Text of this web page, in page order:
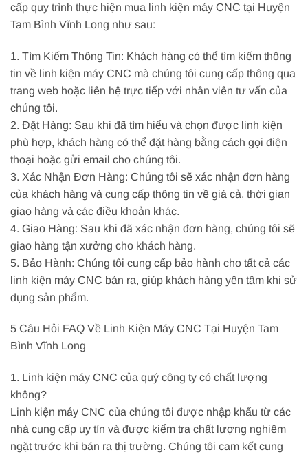
cấp quy trình thực hiện mua linh kiện máy CNC tại Huyện
Tam Bình Vĩnh Long như sau:
1. Tìm Kiếm Thông Tin: Khách hàng có thể tìm kiếm thông
tin về linh kiện máy CNC mà chúng tôi cung cấp thông qua
trang web hoặc liên hệ trực tiếp với nhân viên tư vấn của
chúng tôi.
2. Đặt Hàng: Sau khi đã tìm hiểu và chọn được linh kiện
phù hợp, khách hàng có thể đặt hàng bằng cách gọi điện
thoại hoặc gửi email cho chúng tôi.
3. Xác Nhận Đơn Hàng: Chúng tôi sẽ xác nhận đơn hàng
của khách hàng và cung cấp thông tin về giá cả, thời gian
giao hàng và các điều khoản khác.
4. Giao Hàng: Sau khi đã xác nhận đơn hàng, chúng tôi sẽ
giao hàng tận xưởng cho khách hàng.
5. Bảo Hành: Chúng tôi cung cấp bảo hành cho tất cả các
linh kiện máy CNC bán ra, giúp khách hàng yên tâm khi sử
dụng sản phẩm.
5 Câu Hỏi FAQ Về Linh Kiện Máy CNC Tại Huyện Tam
Bình Vĩnh Long
1. Linh kiện máy CNC của quý công ty có chất lượng
không?
Linh kiện máy CNC của chúng tôi được nhập khẩu từ các
nhà cung cấp uy tín và được kiểm tra chất lượng nghiêm
ngặt trước khi bán ra thị trường. Chúng tôi cam kết cung